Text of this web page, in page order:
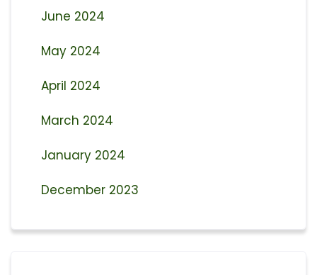
June 2024
May 2024
April 2024
March 2024
January 2024
December 2023